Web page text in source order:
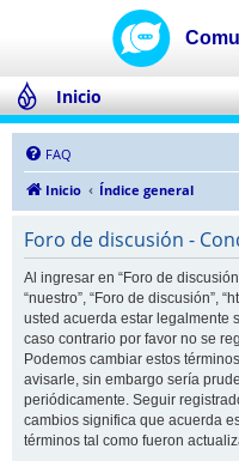
Inicio
FAQ
Inicio
Índice general
Foro de discusión -
Al ingresar en “Foro de
“nuestro”, “Foro de discusión”,
usted acuerda estar legalmente
caso contrario por favor no se
Podemos cambiar estos
avisarle, sin embargo sería
periódicamente. Seguir
cambios significa que acuerda
términos tal como fueron